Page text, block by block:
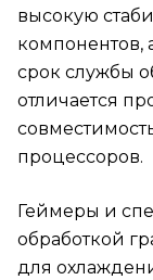
высокую
компонентов,
срок службы
отличается
процессоров.
Геймеры и
обработкой
для